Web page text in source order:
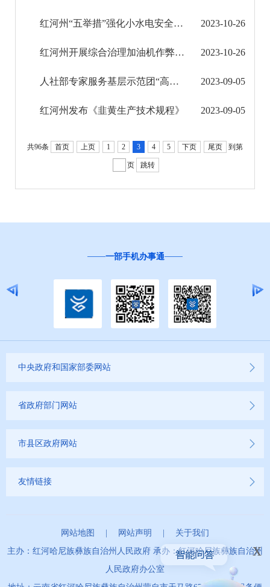
财务信息
红河州“五举措”强化小水电安全生产监管 2023-10-26
红河州开展综合治理加油机作弊专项行动 2023-10-26
人社部专家服务基层示范团“高层次人才助力乡村振兴——走进金平”活动启动 2023-09-05
红河州发布《韭黄生产技术规程》 2023-09-05
共96条 首页 上页 1 2 3 4 5 下页 尾页 到第
页 跳转
一部手机办事通
中央政府和国家部委网站
省政府部门网站
市县区政府网站
友情链接
网站地图 | 网站声明 | 关于我们
主办：红河哈尼族彝族自治州人民政府 承办：红河哈尼族彝族自治州
人民政府办公室
x